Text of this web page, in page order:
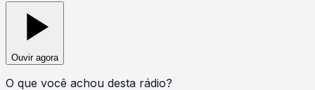
Ouvir agora
O que você achou desta rádio?